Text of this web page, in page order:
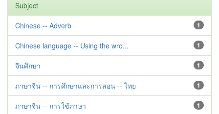
Subject
1
Chinese -- Adverb
1
Chinese language -- Using the wro...
1
จีนศึกษา
1
ภาษาจีน -- การศึกษาและการสอน -- ไทย
1
ภาษาจีน -- การใช้ภาษา